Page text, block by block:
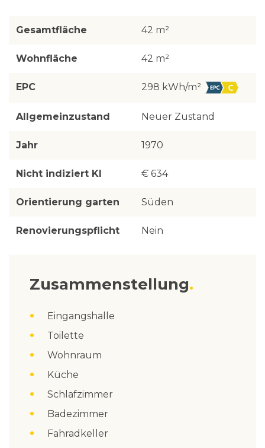
Gesamtfläche 42 m²
Wohnfläche 42 m²
EPC 298 kWh/m²
Allgemeinzustand Neuer Zustand
Jahr 1970
Nicht indiziert KI € 634
Orientierung garten Süden
Renovierungspflicht Nein
Zusammenstellung
Eingangshalle
Toilette
Wohnraum
Küche
Schlafzimmer
Badezimmer
Fahradkeller